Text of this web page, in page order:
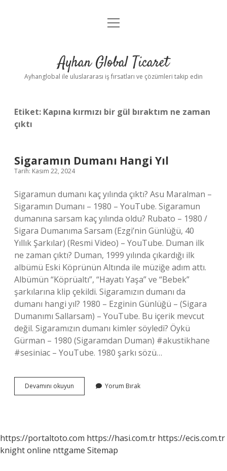
Anasayfa
Yasal Uyarı
menüyü
Ayhan Global Ticaret
Ayhanglobal ile uluslararası iş fırsatları ve çözümleri takip edin
Etiket: Kapına kırmızı bir gül bıraktım ne zaman
çıktı
Sigaramın Dumanı Hangi Yıl
Tarih: Kasım 22, 2024
Sigaramun dumanı kaç yılında çıktı? Asu Maralman –
Sigaramın Dumanı – 1980 – YouTube. Sigaramun
dumanına sarsam kaç yılında oldu? Rubato – 1980 /
Sigara Dumanıma Sarsam (Ezgi’nin Günlüğü, 40
Yıllık Şarkılar) (Resmi Video) – YouTube. Duman ilk
ne zaman çıktı? Duman, 1999 yılında çıkardığı ilk
albümü Eski Köprünün Altında ile müziğe adım attı.
Albümün “Köprüaltı”, “Hayatı Yaşa” ve “Bebek”
şarkılarına klip çekildi. Sigaramızın dumanı da
dumanı hangi yıl? 1980 – Ezginin Günlüğü – (Sigara
Dumanımı Sallarsam) – YouTube. Bu içerik mevcut
değil. Sigaramızın dumanı kimler söyledi? Öykü
Gürman – 1980 (Sigaramdan Duman) #akustikhane
#sesiniac – YouTube. 1980 şarkı sözü…
Devamını okuyun Sigaramın
Dumanı
Yorum Bırak
https://portaltoto.com https://hasi.com.tr https://ecis.com.tr
knight online nttgame Sitemap